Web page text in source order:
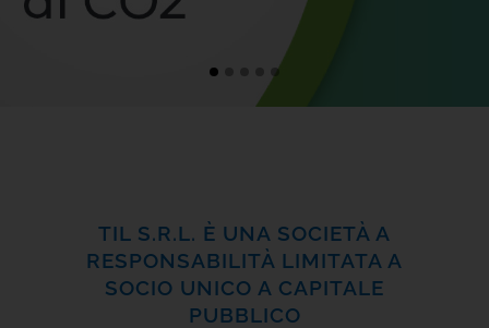
TIL S.R.L. È UNA SOCIETÀ A
RESPONSABILITÀ LIMITATA A
SOCIO UNICO A CAPITALE
PUBBLICO